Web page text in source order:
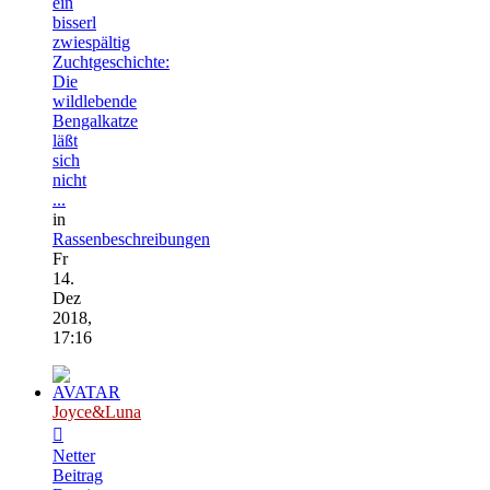
bisserl
zwiespältig
Zuchtgeschichte:
Die
wildlebende
Bengalkatze
läßt
sich
nicht
...
in
Rassenbeschreibungen
Fr
14.
Dez
2018,
17:16
Joyce&Luna
Netter
Beitrag